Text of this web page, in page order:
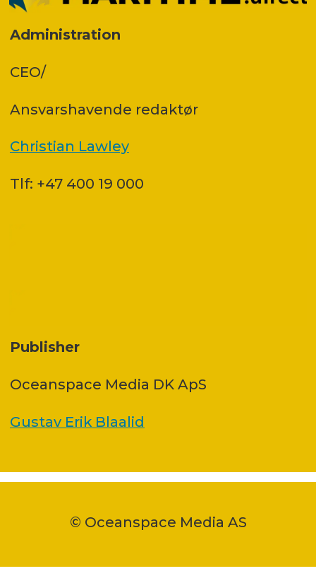
Administration
CEO/
Ansvars­havende redaktør
Christian Lawley
Tlf: +47 400 19 000
Publisher
Oceanspace Media DK ApS
Gustav Erik Blaalid
© Oceanspace Media AS